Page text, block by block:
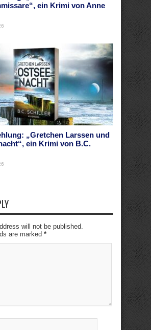
ein Krimi von Anne
„Gretchen Larssen und
ein Krimi von B.C.
will not be published.
are marked *